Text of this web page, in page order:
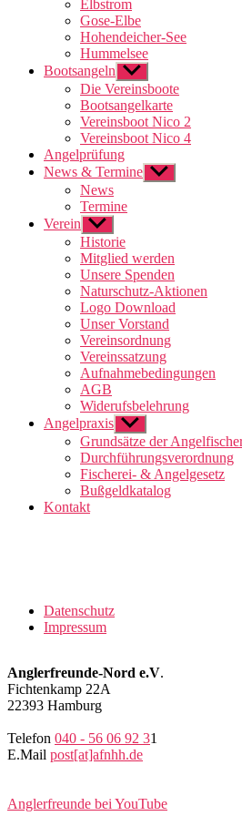
Elbstrom
Gose-Elbe
Hohendeicher-See
Hummelsee
Bootsangeln Untermenü
anzeigen
Die Vereinsboote
Bootsangelkarte
Vereinsboot Nico 2
Vereinsboot Nico 4
Angelprüfung
News & Termine Untermenü
anzeigen
News
Termine
Verein Untermenü
anzeigen
Historie
Mitglied werden
Unsere Spenden
Naturschutz-Aktionen
Logo Download
Unser Vorstand
Vereinsordnung
Vereinssatzung
Aufnahmebedingungen
AGB
Widerufsbelehrung
Angelpraxis Untermenü
anzeigen
Grundsätze der
Durchführungsverordnung
Fischerei- & Angelgesetz
Bußgeldkatalog
Kontakt
Datenschutz
Impressum
Anglerfreunde-Nord e.V.
Fichtenkamp 22A
22393 Hamburg
Telefon 040 - 56 06 92 31
E.Mail post[at]afnhh.de
Anglerfreunde bei YouTube